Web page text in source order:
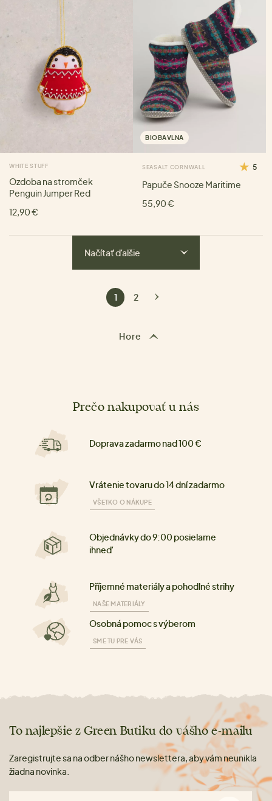
WHITE STUFF
Ozdoba na stromček
Penguin Jumper Red
12,90 €
BIOBAVLNA
SEASALT CORNWALL 5
Papuče Snooze Maritime
55,90 €
Hore
Načítať ďalšie
1 2
Prečo nakupovať u nás
Doprava zadarmo nad 100 €
Vrátenie tovaru do 14 dní zadarmo
VŠETKO O NÁKUPE
Objednávky do 9:00 posielame
ihneď
Příjemné materiály a pohodlné strihy
NAŠE MATERIÁLY
Osobná pomoc s výberom
SME TU PRE VÁS
To najlepšie z Green Butiku do vášho e-mailu
Zaregistrujte sa na odber nášho newslettera, aby vám neunikla
žiadna novinka.